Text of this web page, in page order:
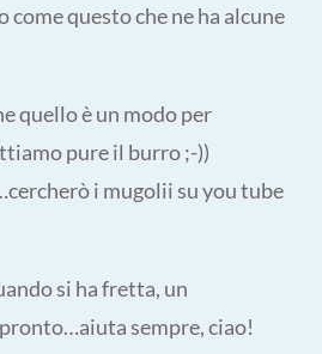
come questoche ne ha alcune
quello è un modo per
pure il burro ;-))
i mugolii su you tube
si ha fretta, un
sempre, ciao!